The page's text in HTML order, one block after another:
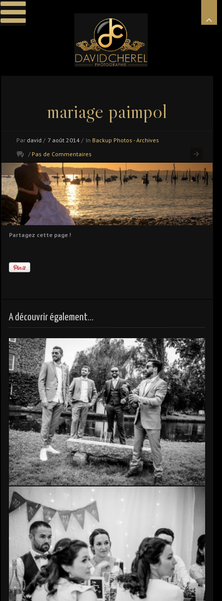
mariage paimpol
Par david / 7 août 2014 / In Backup Photos - Archives
/ Pas de Commentaires
Partagez cette page !
A découvrir également...